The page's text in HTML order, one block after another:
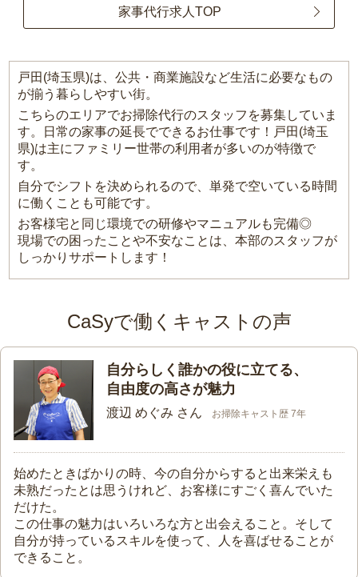
家事代行求人TOP
戸田(埼玉県)は、公共・商業施設など生活に必要なもの
が揃う暮らしやすい街。
こちらのエリアでお掃除代行のスタッフを募集していま
す。日常の家事の延長でできるお仕事です！戸田(埼玉
県)は主にファミリー世帯の利用者が多いのが特徴で
す。
自分でシフトを決められるので、単発で空いている時間
に働くことも可能です。
お客様宅と同じ環境での研修やマニュアルも完備◎
現場での困ったことや不安なことは、本部のスタッフが
しっかりサポートします！
CaSyで働くキャストの声
自分らしく誰かの役に立てる、
自由度の高さが魅力
渡辺 めぐみ さん お掃除キャスト歴 7年
始めたときばかりの時、今の自分からすると出来栄えも
未熟だったとは思うけれど、お客様にすごく喜んでいた
だけた。
この仕事の魅力はいろいろな方と出会えること。そして
自分が持っているスキルを使って、人を喜ばせることが
できること。